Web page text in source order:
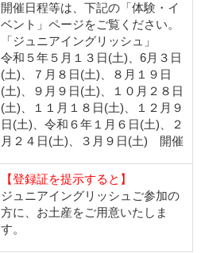
開催日程等は、下記の「体験・イ
ベント」ページをご覧ください。
「ジュニアイングリッシュ」
令和５年５月１３日(土)、6月３日
(土)、７月８日(土)、８月１９日
(土)、９月９日(土)、１０月２８日
(土)、１１月１８日(土)、１２月９
日(土)、令和６年１月６日(土)、２
月２４日(土)、３月９日(土) 開催
【登録証を提示すると】
ジュニアイングリッシュご参加の
方に、お土産をご用意いたしま
す。